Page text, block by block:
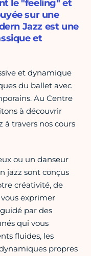
le "feeling" et
sur une
Jazz est une
et
et dynamique
du ballet avec
Au Centre
à découvrir
travers nos cours
ou un danseur
jazz sont conçus
créativité, de
exprimer
par des
qui vous
fluides, les
propres